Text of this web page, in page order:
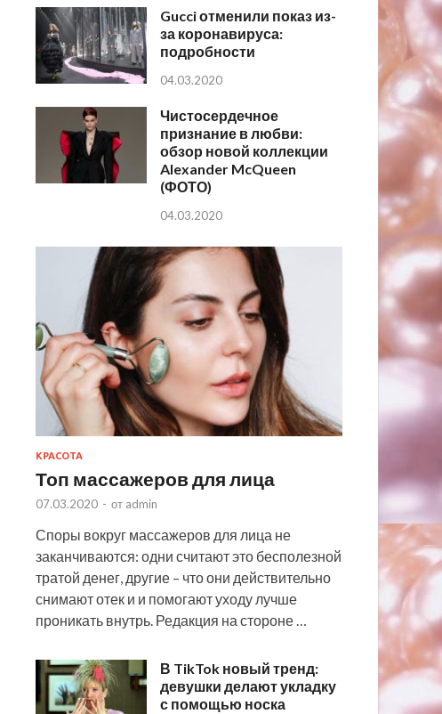
Gucci отменили показ из-
за коронавируса:
подробности
04.03.2020
Чистосердечное
признание в любви:
обзор новой коллекции
Alexander McQueen
(ФОТО)
04.03.2020
КРАСОТА
Топ массажеров для лица
07.03.2020 - от admin
Споры вокруг массажеров для лица не
заканчиваются: одни считают это бесполезной
тратой денег, другие – что они действительно
снимают отек и и помогают уходу лучше
проникать внутрь. Редакция на стороне …
В TikTok новый тренд:
девушки делают укладку
с помощью носка